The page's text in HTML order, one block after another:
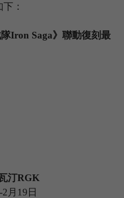
：
Iron Saga》聯動復刻最
汀RGK
-2 月 19 日